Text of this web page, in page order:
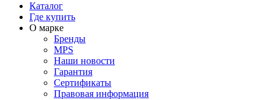
Каталог
Где купить
О марке
Бренды
MPS
Наши новости
Гарантия
Сертификаты
Правовая информация